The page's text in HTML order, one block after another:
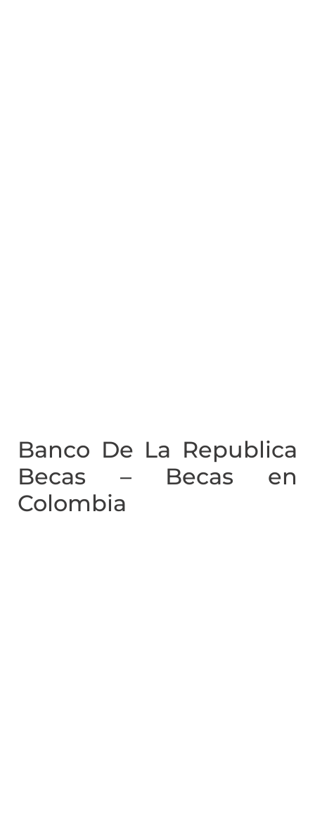
Banco De La Republica
Becas – Becas en
Colombia